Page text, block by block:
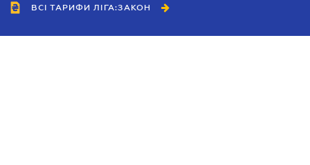
ВСІ ТАРИФИ ЛІГА:ЗАКОН